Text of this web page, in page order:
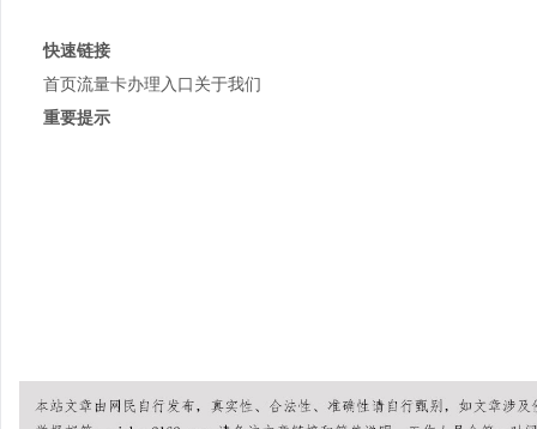
快速链接
首页流量卡办理入口关于我们
重要提示